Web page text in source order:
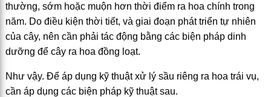
thường, sớm hoặc muộn hơn thời điểm ra hoa chính trong
năm. Do điều kiện thời tiết, và giai đoạn phát triển tự nhiên
của cây, nên cần phải tác động bằng các biện pháp dinh
dưỡng để cây ra hoa đồng loạt.
Như vậy. Để áp dụng kỹ thuật xử lý sầu riêng ra hoa trái vụ,
cần áp dụng các biện pháp kỹ thuật sau.